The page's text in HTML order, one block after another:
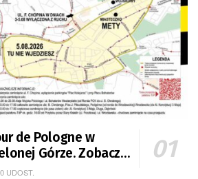
de Pologne w
Górze. Zobacz
w organizacji
0 UDOST.